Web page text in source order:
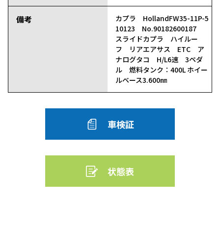
備考
カプラ HollandFW35-11P-5
10123 No.90182600187
スライドカプラ ハイルー
フ リアエアサス ETC ア
ナログタコ H/L6速 3ペダ
ル 燃料タンク：400L ホイー
ルベース3.600㎜
車検証
状態表